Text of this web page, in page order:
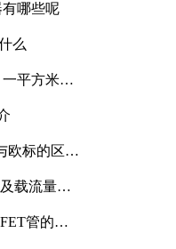
哪些呢
么
平方米能
欧标的区别
载流量解
管的合